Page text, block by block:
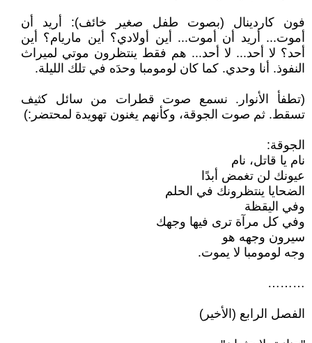
فون كاردينال (بصوت طفل صغير خائف): أريد أن
أموت... أريد أن أموت... أين أولادي؟ أين ماريام؟ أين
أحد؟ لا أحد... لا أحد... هم فقط ينتظرون موتي لميراث
النفوذ. أنا وحدي. كما كان لومومبا وحدَه في تلك الليلة.
(تطفأ الأنوار. نسمع صوت قطرات من سائل كثيف
تسقط. ثم صوت الجوقة، وكأنهم يغنون تهويدة لمحتضر:)
الجوقة:
نام يا قاتل، نام
عيونك لن تغمض أبدًا
الضحايا ينتظرونك في الحلم
وفي اليقظة
وفي كل مرآة ترى فيها وجهك
سيرون وجهه هو
وجه لومومبا لا يموت.
………
الفصل الرابع (الأخير)